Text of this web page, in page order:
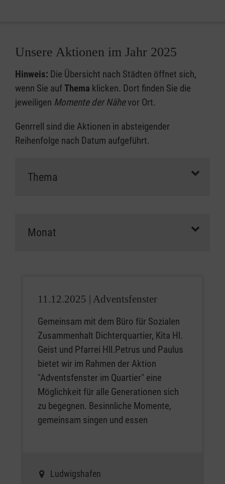
Unsere Aktionen im Jahr 2025
Hinweis: Die Übersicht nach Städten öffnet sich,
wenn Sie aufThema klicken. Dort finden Sie die
jeweiligen Momente der Nähevor Ort.
Genrrell sind die Aktionen in absteigender
Reihenfolge nach Datum aufgeführt.
11.12.2025 | Adventsfenster
Gemeinsam mit dem Büro für Sozialen
Zusammenhalt Dichterquartier, Kita Hl.
Geist und Pfarrei Hll.Petrus und Paulus
bietet wir im Rahmen der Aktion
"Adventsfenster im Quartier" eine
Möglichkeit für alle Generationen sich
zu begegnen. Besinnliche Momente,
gemeinsam singen und essen
Ludwigshafen